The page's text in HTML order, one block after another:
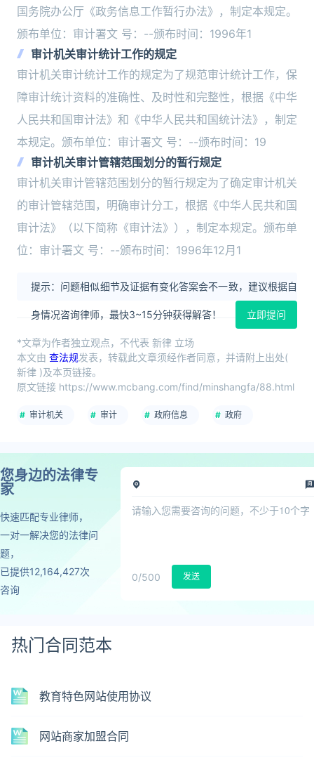
国务院办公厅《政务信息工作暂行办法》，制定本规定。
颁布单位：审计署文 号：--颁布时间：1996年1
审计机关审计统计工作的规定
审计机关审计统计工作的规定为了规范审计统计工作，保
障审计统计资料的准确性、及时性和完整性，根据《中华
人民共和国审计法》和《中华人民共和国统计法》，制定
本规定。颁布单位：审计署文 号：--颁布时间：19
审计机关审计管辖范围划分的暂行规定
审计机关审计管辖范围划分的暂行规定为了确定审计机关
的审计管辖范围，明确审计分工，根据《中华人民共和国
审计法》（以下简称《审计法》），制定本规定。颁布单
位：审计署文 号：--颁布时间：1996年12月1
提示：问题相似细节及证据有变化答案会不一致，建议根据自
身情况咨询律师，最快3~15分钟获得解答！ 立即提问
*文章为作者独立观点，不代表 新律 立场
本文由 查法规发表，转载此文章须经作者同意，并请附上出处(
新律 )及本页链接。
原文链接 https://www.mcbang.com/find/minshangfa/88.html
审计机关 审计 政府信息 政府
您身边的法律专
家
快速匹配专业律师，
一对一解决您的法律问
题，
已提供12,164,427次
咨询
0/500 发送
热门合同范本
教育特色网站使用协议
网站商家加盟合同